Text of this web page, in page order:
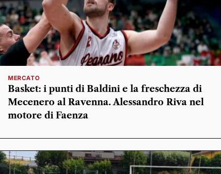
MERCATO
Basket: i punti di Baldini e la freschezza di
Mecenero al Ravenna. Alessandro Riva nel
motore di Faenza